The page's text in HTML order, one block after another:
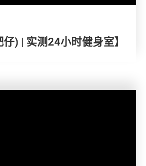
仔) | 实测24小时健身室】